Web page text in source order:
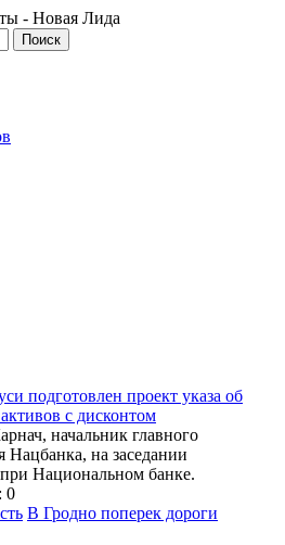
подготовлен проект указа об
с дисконтом
начальник главного
Нацбанка, на заседании
при Национальном банке.
0
В Гродно поперек дороги